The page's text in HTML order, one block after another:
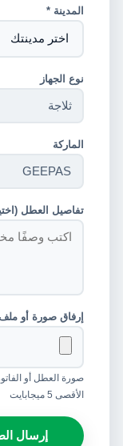
المدينة *
نوع الجهاز
الماركة
تفاصيل العطل
إرفاق صورة أو
صورة العطل أو
الأقصى 5 ميجابايت
إرسال